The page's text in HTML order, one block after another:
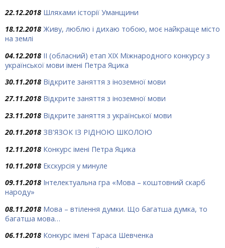
22.12.2018 Шляхами історії Уманщини
18.12.2018 Живу, люблю і дихаю тобою, моє найкраще місто
на землі
04.12.2018 ІІ (обласний) етап ХІХ Міжнародного конкурсу з
української мови імені Петра Яцика
30.11.2018 Відкрите заняття з іноземної мови
27.11.2018 Відкрите заняття з іноземної мови
23.11.2018 Відкрите заняття з української мови
20.11.2018 ЗВ'ЯЗОК ІЗ РІДНОЮ ШКОЛОЮ
12.11.2018 Конкурс імені Петра Яцика
10.11.2018 Екскурсія у минуле
09.11.2018 Інтелектуальна гра «Мова – коштовний скарб
народу»
08.11.2018 Мова – втілення думки. Що багатша думка, то
багатша мова…
06.11.2018 Конкурс імені Тараса Шевченка